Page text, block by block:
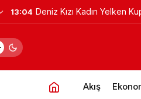
12:34 Forbes Türkiye 30 Altı 30
Akış
üst üste 20. kez